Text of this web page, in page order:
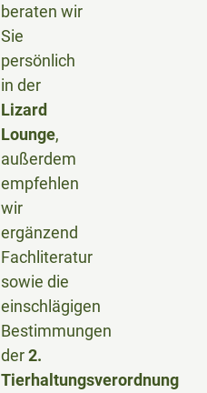
beraten wir
Sie
persönlich
in der
Lizard
Lounge,
außerdem
empfehlen
wir
ergänzend
Fachliteratur
sowie die
einschlägigen
Bestimmungen
der2.
Tierhaltungsverordnung